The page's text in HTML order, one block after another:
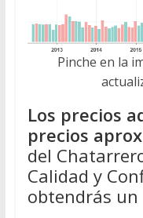
Pinche en la
Los precios
precios
del
Calidad y
obtendrás